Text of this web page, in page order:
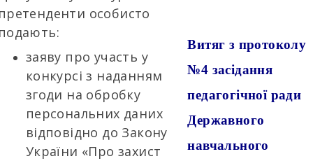
особисто
заяву про участь у
конкурсі з наданням
згоди на обробку
персональних даних
відповідно до Закону
України «Про захист
Витяг з протоколу
№4 засідання
педагогічної ради
Державного
навчального